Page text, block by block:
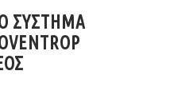
ΣΥΣΤΗΜΑ